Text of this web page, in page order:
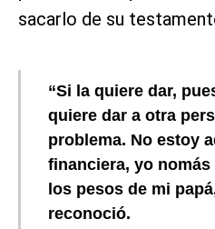
sacarlo de su
“Si la quiere dar,
quiere dar a otra
problema. No estoy
financiera, yo
los pesos de mi
reconoció.